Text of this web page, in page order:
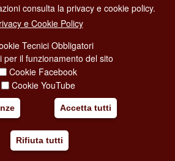
CENTER TEL. 06 06 08
LA REDAZIONE
SOCIAL MEDIA POLICY
COPYRIGHT
consulta la privacy e cookie policy.
e Cookie Policy
Tecnici Obbligatori
per il funzionamento del sito
Cookie Facebook
Cookie YouTube
Accetta tutti
Rifiuta tutti